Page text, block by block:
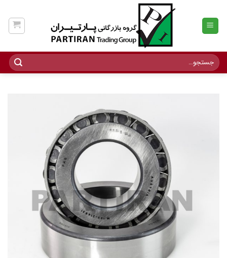
content
جستجو
برای: